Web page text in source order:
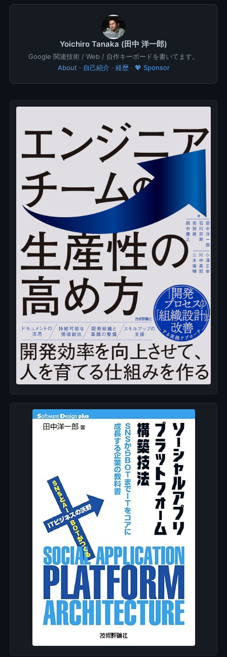
Yoichiro Tanaka (田中 洋一郎)
Google 関連技術 / Web / 自作キーボードを書いてます。
About · 自己紹介· 経歴· 💖 Sponsor